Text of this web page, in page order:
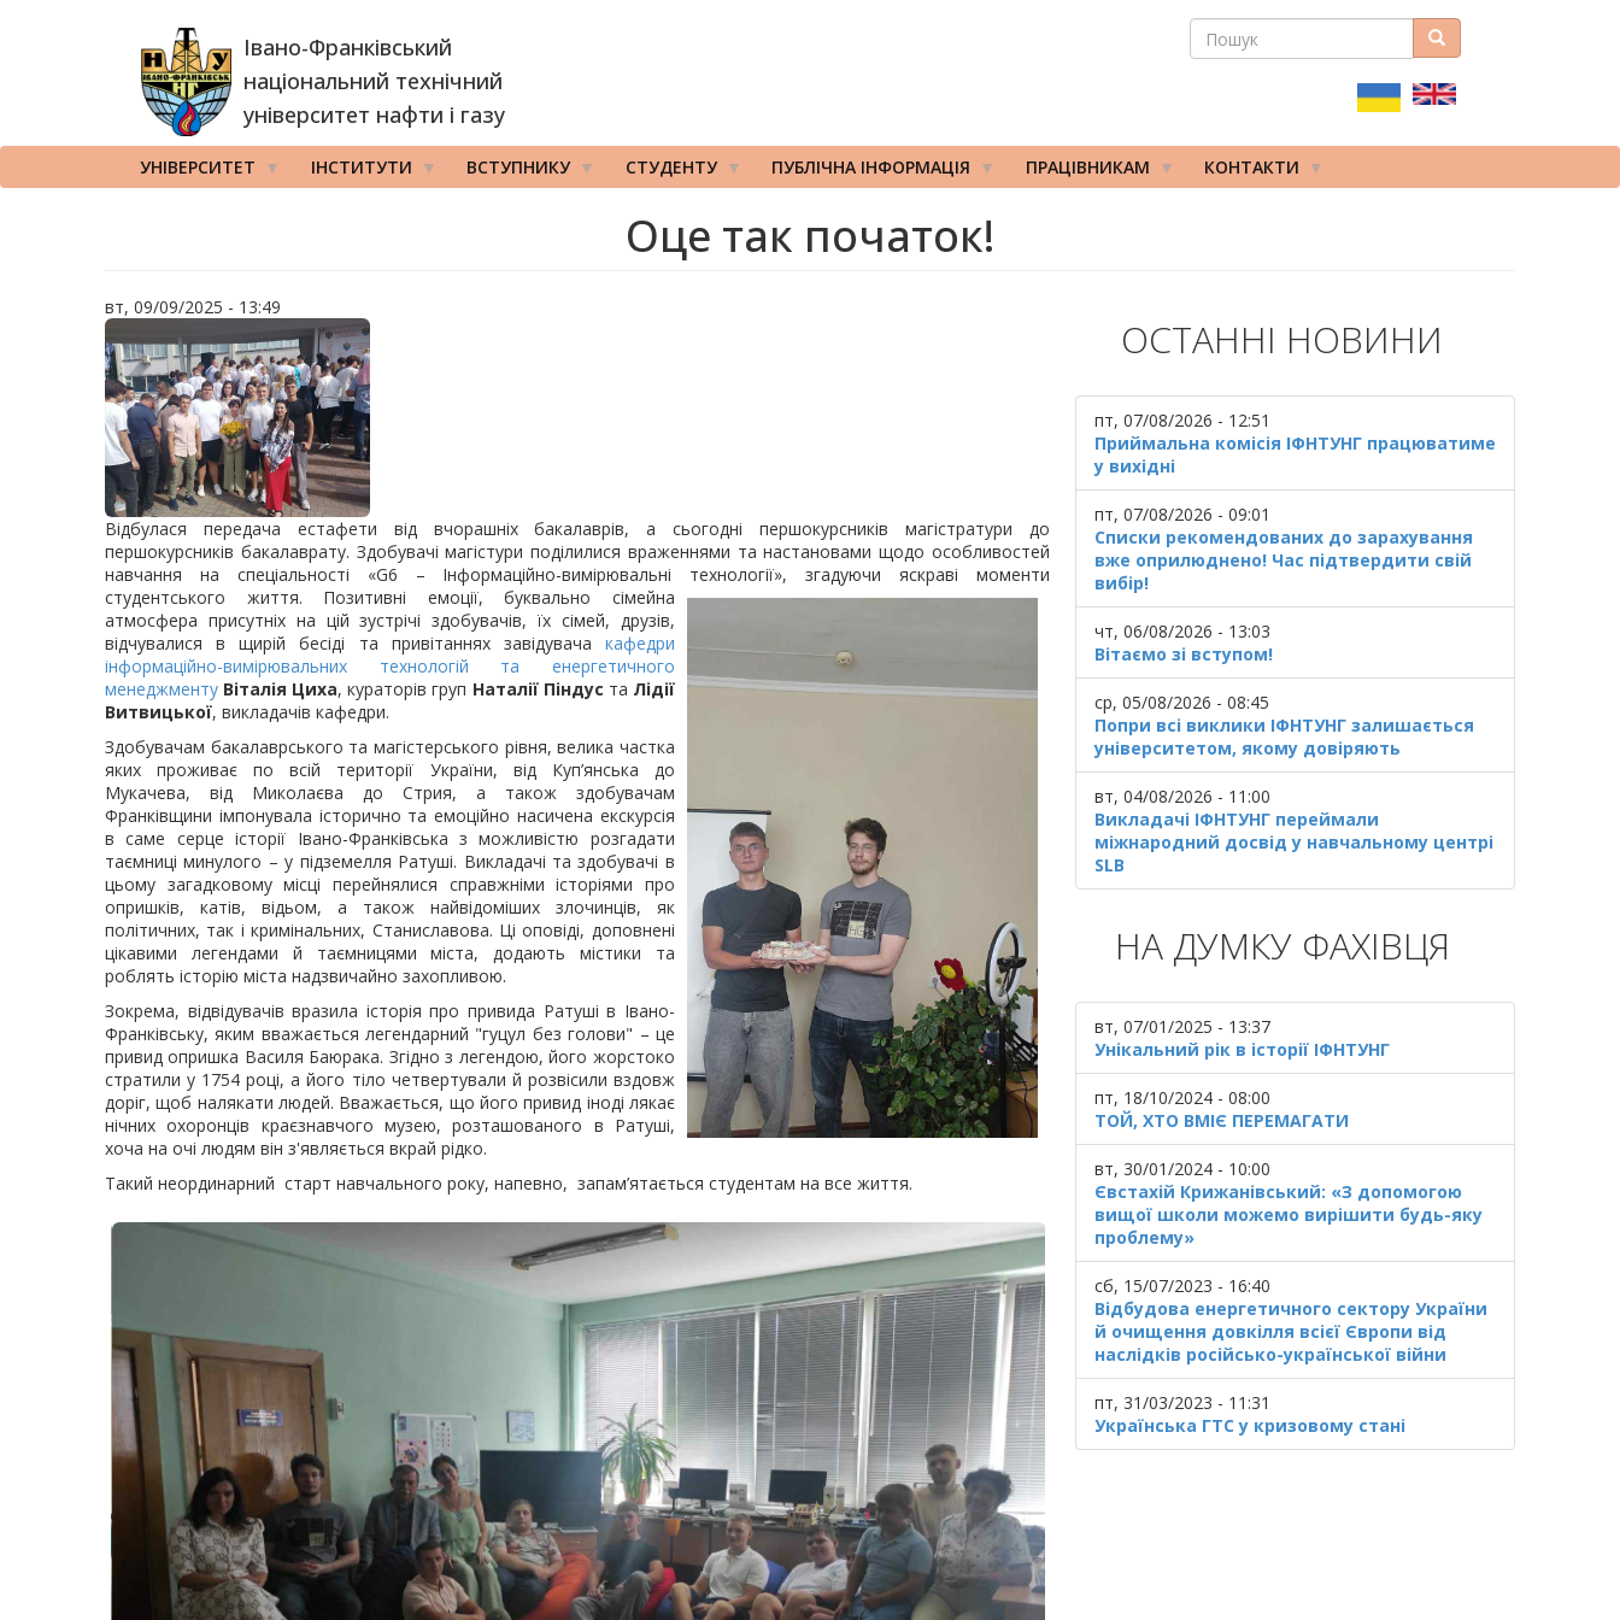
Івано-Франківський
національний технічний
університет нафти і газу
ПОШУКОВА
ПОШУК Пошук
УНІВЕРСИТЕТ ІНСТИТУТИ ВСТУПНИКУ СТУДЕНТУ ПУБЛІЧНА ІНФОРМАЦІЯ ПРАЦІВНИКАМ КОНТАКТИ
Оце так початок!
вт, 09/09/2025 - 13:49
Відбулася передача естафети від вчорашніх бакалаврів, а сьогодні першокурсників магістратури до
першокурсників бакалаврату. Здобувачі магістури поділилися враженнями та настановами щодо особливостей
навчання на спеціальності «G6 – Інформаційно-вимірювальні технології», згадуючи яскраві моменти
студентського життя. Позитивні емоції, буквально сімейна
атмосфера присутніх на цій зустрічі здобувачів, їх сімей, друзів,
відчувалися в щирій бесіді та привітаннях завідувача кафедри
інформаційно-вимірювальних технологій та енергетичного
менеджменту Віталія Циха, кураторів груп Наталії Піндус та Лідії
Витвицької, викладачів кафедри.
Здобувачам бакалаврського та магістерського рівня, велика частка
яких проживає по всій території України, від Куп’янська до
Мукачева, від Миколаєва до Стрия, а також здобувачам
Франківщини імпонувала історично та емоційно насичена екскурсія
в саме серце історії Івано-Франківська з можливістю розгадати
таємниці минулого – у підземелля Ратуші. Викладачі та здобувачі в
цьому загадковому місці перейнялися справжніми історіями про
опришків, катів, відьом, а також найвідоміших злочинців, як
політичних, так і кримінальних, Станиславова. Ці оповіді, доповнені
цікавими легендами й таємницями міста, додають містики та
роблять історію міста надзвичайно захопливою.
Зокрема, відвідувачів вразила історія про привида Ратуші в Івано-
Франківську, яким вважається легендарний "гуцул без голови" – це
привид опришка Василя Баюрака. Згідно з легендою, його жорстоко
стратили у 1754 році, а його тіло четвертували й розвісили вздовж
доріг, щоб налякати людей. Вважається, що його привид іноді лякає
нічних охоронців краєзнавчого музею, розташованого в Ратуші,
хоча на очі людям він з'являється вкрай рідко.
Такий неординарний старт навчального року, напевно, запам’ятається студентам на все життя.
ОСТАННІ НОВИНИ
пт, 07/08/2026 - 12:51
Приймальна комісія ІФНТУНГ працюватиме
у вихідні
пт, 07/08/2026 - 09:01
Списки рекомендованих до зарахування
вже оприлюднено! Час підтвердити свій
вибір!
чт, 06/08/2026 - 13:03
Вітаємо зі вступом!
ср, 05/08/2026 - 08:45
Попри всі виклики ІФНТУНГ залишається
університетом, якому довіряють
вт, 04/08/2026 - 11:00
Викладачі ІФНТУНГ переймали
міжнародний досвід у навчальному центрі
SLB
НА ДУМКУ ФАХІВЦЯ
вт, 07/01/2025 - 13:37
Унікальний рік в історії ІФНТУНГ
пт, 18/10/2024 - 08:00
ТОЙ, ХТО ВМІЄ ПЕРЕМАГАТИ
вт, 30/01/2024 - 10:00
Євстахій Крижанівський: «З допомогою
вищої школи можемо вирішити будь-яку
проблему»
сб, 15/07/2023 - 16:40
Відбудова енергетичного сектору України
й очищення довкілля всієї Європи від
наслідків російсько-української війни
пт, 31/03/2023 - 11:31
Українська ГТС у кризовому стані